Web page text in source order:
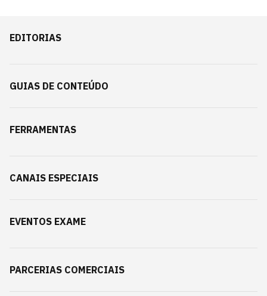
EDITORIAS
GUIAS DE CONTEÚDO
FERRAMENTAS
CANAIS ESPECIAIS
EVENTOS EXAME
PARCERIAS COMERCIAIS